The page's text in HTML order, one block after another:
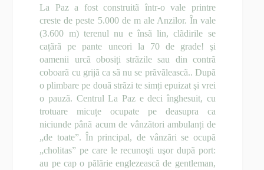
La Paz a fost construitã într-o vale printre
creste de peste 5.000 de m ale Anzilor. În vale
(3.600 m) terenul nu e însã lin, clãdirile se
cațãrã pe pante uneori la 70 de grade! şi
oamenii urcã obosiți strãzile sau din contrã
coboarã cu grijã ca sã nu se prãvãleascã.. Dupã
o plimbare pe douã strãzi te simți epuizat şi vrei
o pauzã. Centrul La Paz e deci înghesuit, cu
trotuare micuțe ocupate pe deasupra ca
niciunde pânã acum de vânzãtori ambulanți de
„de toate”. În principal, de vânzãri se ocupã
„cholitas” pe care le recunoşti uşor dupã port:
au pe cap o pãlãrie englezeascã de gentleman,